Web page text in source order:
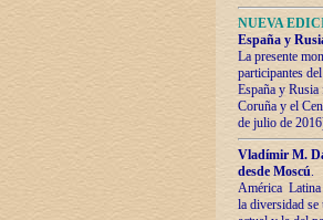
NUEVA
España y
La presente
participantes
España y
Coruña y el
de julio de
Vladímir М.
desde Moscú.
América Latina
la diversidad